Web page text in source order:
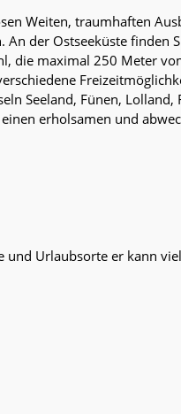
Weiten, traumhaften
der Ostseeküste
die maximal 250 Meter
Seeland, Fünen,
erholsamen und
Urlaubsorte er kann